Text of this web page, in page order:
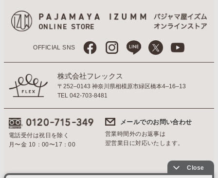
OFFICIAL SNS
株式会社フレックス
〒252–0143 神奈川県相模原市緑区橋本4–16–13
TEL 042-703-8481
電話受付は祝日を除く
月〜金 10：00〜17：00
メールでのお問い合わせ
営業時間外のお返事は
翌営業日に対応いたします。